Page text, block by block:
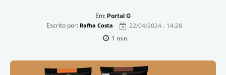
Em: Portal G
Escrito por: Rafha Costa
22/04/2024 - 14:28
1 min.